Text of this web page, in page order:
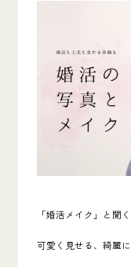
「婚活メイク」と聞
可愛く見せる、綺麗